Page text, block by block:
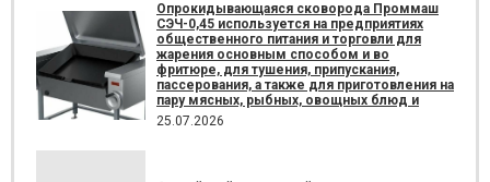
Опрокидывающаяся сковорода Проммаш
СЭЧ-0,45 используется на предприятиях
общественного питания и торговли для
жарения основным способом и во
фритюре, для тушения, припускания,
пассерования, а также для приготовления на
пару мясных, рыбных, овощных блюд и
25.07.2026